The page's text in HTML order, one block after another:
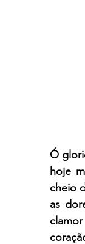
Ó
hoje
cheio
as